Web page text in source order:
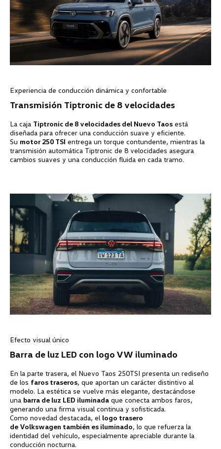
Experiencia de conducción dinámica y confortable
Transmisión Tiptronic de 8 velocidades
La caja Tiptronic de 8 velocidades del Nuevo Taos está
diseñada para ofrecer una conducción suave y eficiente.
Su motor 250 TSI entrega un torque contundente, mientras la
transmisión automática Tiptronic de 8 velocidades asegura
cambios suaves y una conducción fluida en cada tramo.
Efecto visual único
Barra de luz LED con logo VW iluminado
En la parte trasera, el Nuevo Taos 250TSI presenta un rediseño
de los faros traseros, que aportan un carácter distintivo al
modelo. La estética se vuelve más elegante, destacándose
una barra de luz LED iluminada que conecta ambos faros,
generando una firma visual continua y sofisticada.
Como novedad destacada, el logo trasero
de Volkswagen también es iluminado, lo que refuerza la
identidad del vehículo, especialmente apreciable durante la
conducción nocturna.